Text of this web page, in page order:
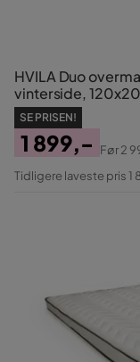
HVILA Duo
vinterside,
polyeterskum,
SE PRISEN!
Pris
1 899,-
Original
Før2
Tidligere laveste pris 1